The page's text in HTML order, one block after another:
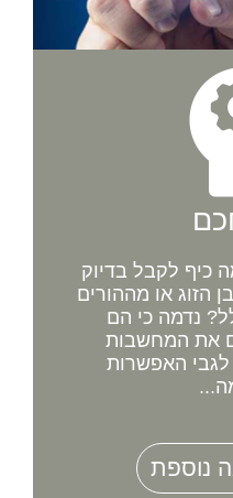
כיף לקבל בדיוק
הזוג או מההורים
נדמה כי הם
את המחשבות
האפשרות
נוספת